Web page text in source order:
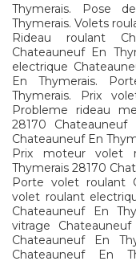
Thymerais. Pose
Thymerais. Volets
Rideau roulant
Chateauneuf En
electrique
En Thymerais.
Thymerais. Prix
Probleme rideau
28170
Chateauneuf En
Prix moteur volet
Thymerais 28170
Porte volet roulant
volet roulant
Chateauneuf En
vitrage
Chateauneuf En
Chateauneuf En